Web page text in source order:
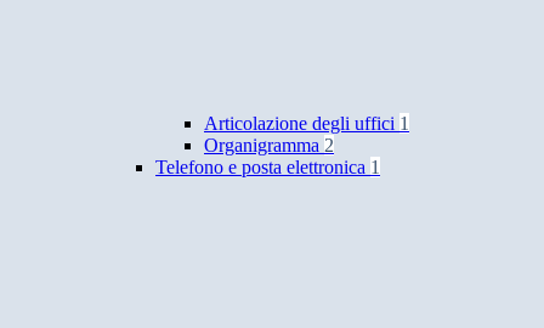
Articolazione degli uffici 1
Organigramma 2
Telefono e posta elettronica 1